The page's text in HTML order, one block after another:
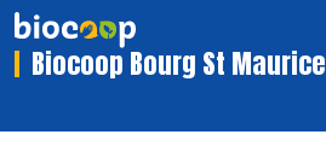
Biocoop Bourg St Maurice